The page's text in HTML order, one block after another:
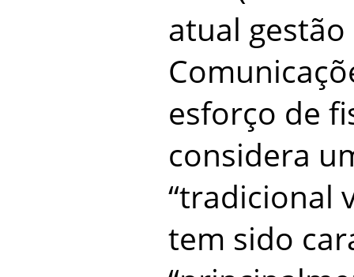
atual
esforço de
considera
“tradicional
tem sido